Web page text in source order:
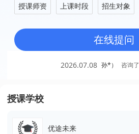
授课师资 上课时段 招生对象
在线提问
2026.07.08 孙*） 咨询了
授课学校
优途未来